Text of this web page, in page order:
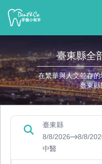
臺東縣全
在繁華與人文並存
臺東
臺東縣
8/8/2026
8/8/
中醫